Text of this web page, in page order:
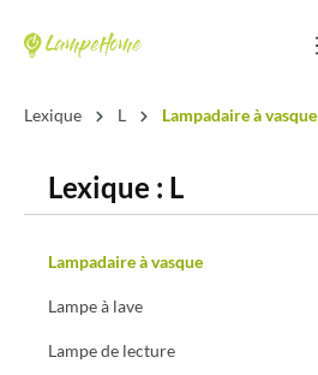
Lexique L Lampadaire à vasque
Lexique : L
Lampadaire à vasque
Lampe à lave
Lampe de lecture